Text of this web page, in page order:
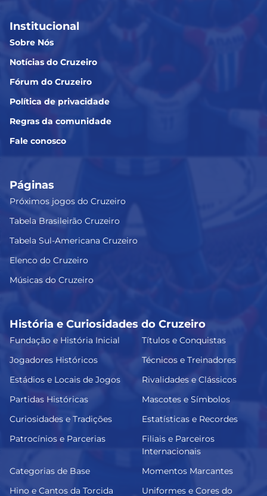
Institucional
Sobre Nós
Notícias do Cruzeiro
Fórum do Cruzeiro
Política de privacidade
Regras da comunidade
Fale conosco
Páginas
Próximos jogos do Cruzeiro
Tabela Brasileirão Cruzeiro
Tabela Sul-Americana Cruzeiro
Elenco do Cruzeiro
Músicas do Cruzeiro
História e Curiosidades do Cruzeiro
Fundação e História Inicial
Títulos e Conquistas
Jogadores Históricos
Técnicos e Treinadores
Estádios e Locais de Jogos
Rivalidades e Clássicos
Partidas Históricas
Mascotes e Símbolos
Curiosidades e Tradições
Estatísticas e Recordes
Patrocínios e Parcerias
Filiais e Parceiros
Internacionais
Categorias de Base
Momentos Marcantes
Hino e Cantos da Torcida
Uniformes e Cores do